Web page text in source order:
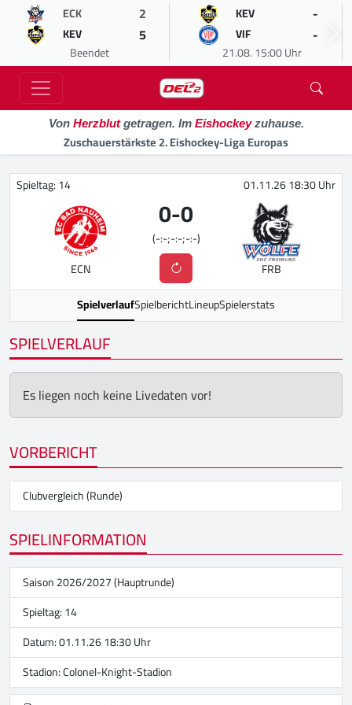
ECK 2
KEV 5
Beendet
KEV -
VIF -
21.08. 15:00 Uhr
Von Herzblutgetragen. Im Eishockeyzuhause.
Zuschauerstärkste 2. Eishockey-Liga Europas
Spieltag: 14 01.11.26 18:30 Uhr
ECN
0-0
(-:-;-:-;-:-)
FRB
SpielverlaufSpielberichtLineupSpielerstats
SPIELVERLAUF
Es liegen noch keine Livedaten vor!
VORBERICHT
Clubvergleich (Runde)
SPIELINFORMATION
Saison 2026/2027 (Hauptrunde)
Spieltag: 14
Datum: 01.11.26 18:30 Uhr
Stadion:Colonel-Knight-Stadion